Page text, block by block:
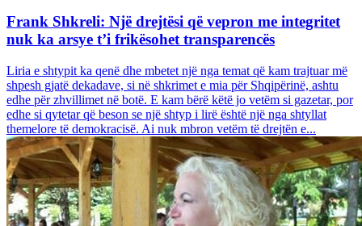
Frank Shkreli: Një drejtësi që vepron me integritet
nuk ka arsye t’i frikësohet transparencës
Liria e shtypit ka qenë dhe mbetet një nga temat që kam trajtuar më
shpesh gjatë dekadave, si në shkrimet e mia për Shqipërinë, ashtu
edhe për zhvillimet në botë. E kam bërë këtë jo vetëm si gazetar, por
edhe si qytetar që beson se një shtyp i lirë është një nga shtyllat
themelore të demokracisë. Ai nuk mbron vetëm të drejtën e...